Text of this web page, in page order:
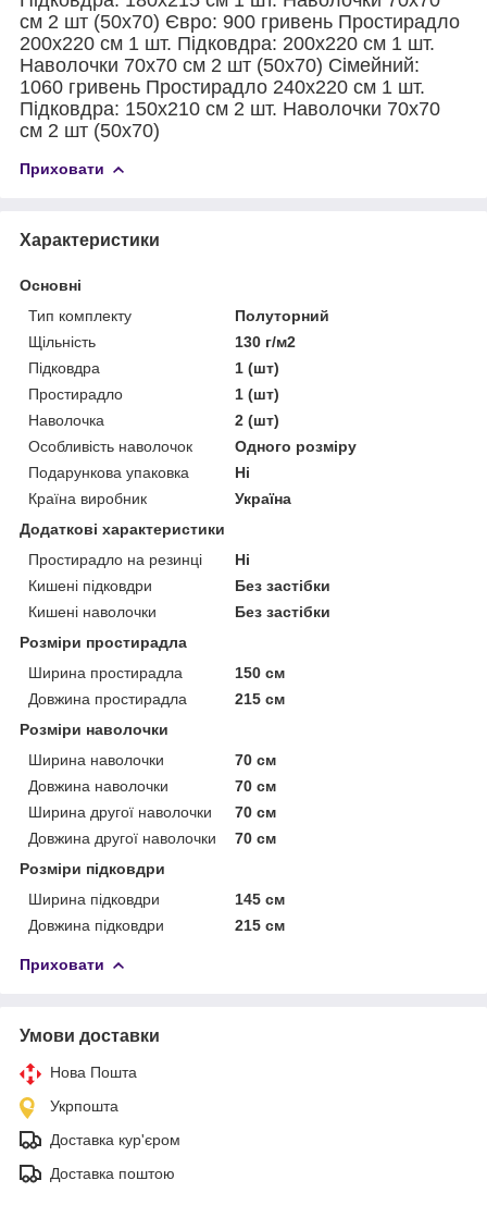
см 2 шт (50х70) Євро: 900 гривень Простирадло
200х220 см 1 шт. Підковдра: 200х220 см 1 шт.
Наволочки 70х70 см 2 шт (50х70) Сімейний:
1060 гривень Простирадло 240х220 см 1 шт.
Підковдра: 150х210 см 2 шт. Наволочки 70х70
см 2 шт (50х70)
Приховати
Характеристики
Основні
Тип комплекту
Полуторний
Щільність
130 г/м2
Підковдра
1 (шт)
Простирадло
1 (шт)
Наволочка
2 (шт)
Особливість наволочок
Одного розміру
Подарункова упаковка
Ні
Країна виробник
Україна
Додаткові характеристики
Простирадло на резинці
Ні
Кишені підковдри
Без застібки
Кишені наволочки
Без застібки
Розміри простирадла
Ширина простирадла
150 см
Довжина простирадла
215 см
Розміри наволочки
Ширина наволочки
70 см
Довжина наволочки
70 см
Ширина другої наволочки
70 см
Довжина другої наволочки
70 см
Розміри підковдри
Ширина підковдри
145 см
Довжина підковдри
215 см
Приховати
Умови доставки
Нова Пошта
Укрпошта
Доставка кур'єром
Доставка поштою